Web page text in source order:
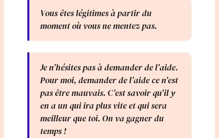
Vous êtes légitimes à partir du
moment où vous ne mentez pas.
Je n’hésites pas à demander de l’aide.
Pour moi, demander de l’aide ce n’est
pas être mauvais. C’est savoir qu’il y
en a un qui ira plus vite et qui sera
meilleur que toi. On va gagner du
temps !